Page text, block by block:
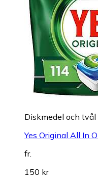
Diskmedel och tvål
Yes Original All In
fr.
150 kr